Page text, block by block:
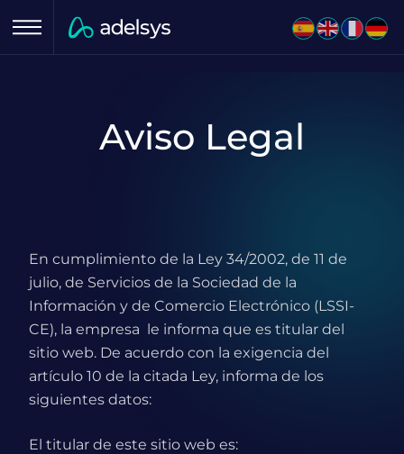
Menu
Aviso Legal
En cumplimiento de la Ley 34/2002, de 11 de
julio, de Servicios de la Sociedad de la
Información y de Comercio Electrónico (LSSI-
CE), la empresa le informa que es titular del
sitio web. De acuerdo con la exigencia del
artículo 10 de la citada Ley, informa de los
siguientes datos:
El titular de este sitio web es: